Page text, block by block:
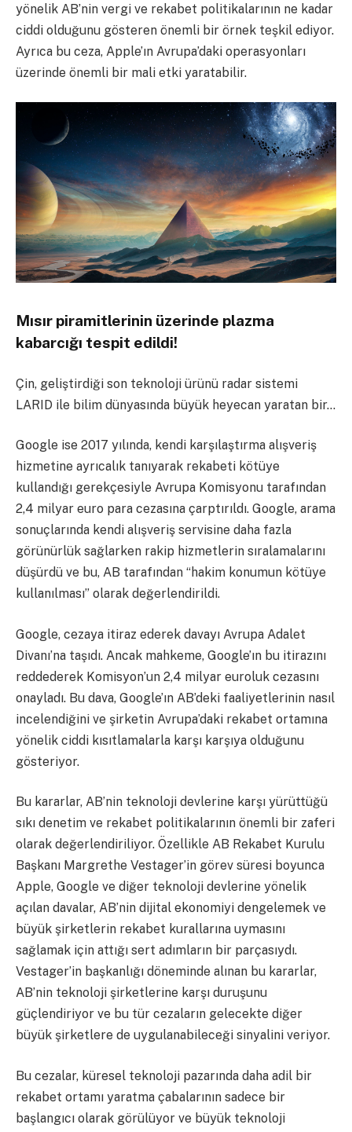
yönelik AB’nin vergi ve rekabet politikalarının ne kadar
ciddi olduğunu gösteren önemli bir örnek teşkil ediyor.
Ayrıca bu ceza, Apple’ın Avrupa’daki operasyonları
üzerinde önemli bir mali etki yaratabilir.
Mısır piramitlerinin üzerinde plazma
kabarcığı tespit edildi!
Çin, geliştirdiği son teknoloji ürünü radar sistemi
LARID ile bilim dünyasında büyük heyecan yaratan bir…
Google ise 2017 yılında, kendi karşılaştırma alışveriş
hizmetine ayrıcalık tanıyarak rekabeti kötüye
kullandığı gerekçesiyle Avrupa Komisyonu tarafından
2,4 milyar euro para cezasına çarptırıldı. Google, arama
sonuçlarında kendi alışveriş servisine daha fazla
görünürlük sağlarken rakip hizmetlerin sıralamalarını
düşürdü ve bu, AB tarafından “hakim konumun kötüye
kullanılması” olarak değerlendirildi.
Google, cezaya itiraz ederek davayı Avrupa Adalet
Divanı’na taşıdı. Ancak mahkeme, Google’ın bu itirazını
reddederek Komisyon’un 2,4 milyar euroluk cezasını
onayladı. Bu dava, Google’ın AB’deki faaliyetlerinin nasıl
incelendiğini ve şirketin Avrupa’daki rekabet ortamına
yönelik ciddi kısıtlamalarla karşı karşıya olduğunu
gösteriyor.
Bu kararlar, AB’nin teknoloji devlerine karşı yürüttüğü
sıkı denetim ve rekabet politikalarının önemli bir zaferi
olarak değerlendiriliyor. Özellikle AB Rekabet Kurulu
Başkanı Margrethe Vestager’in görev süresi boyunca
Apple, Google ve diğer teknoloji devlerine yönelik
açılan davalar, AB’nin dijital ekonomiyi dengelemek ve
büyük şirketlerin rekabet kurallarına uymasını
sağlamak için attığı sert adımların bir parçasıydı.
Vestager’in başkanlığı döneminde alınan bu kararlar,
AB’nin teknoloji şirketlerine karşı duruşunu
güçlendiriyor ve bu tür cezaların gelecekte diğer
büyük şirketlere de uygulanabileceği sinyalini veriyor.
Bu cezalar, küresel teknoloji pazarında daha adil bir
rekabet ortamı yaratma çabalarının sadece bir
başlangıcı olarak görülüyor ve büyük teknoloji